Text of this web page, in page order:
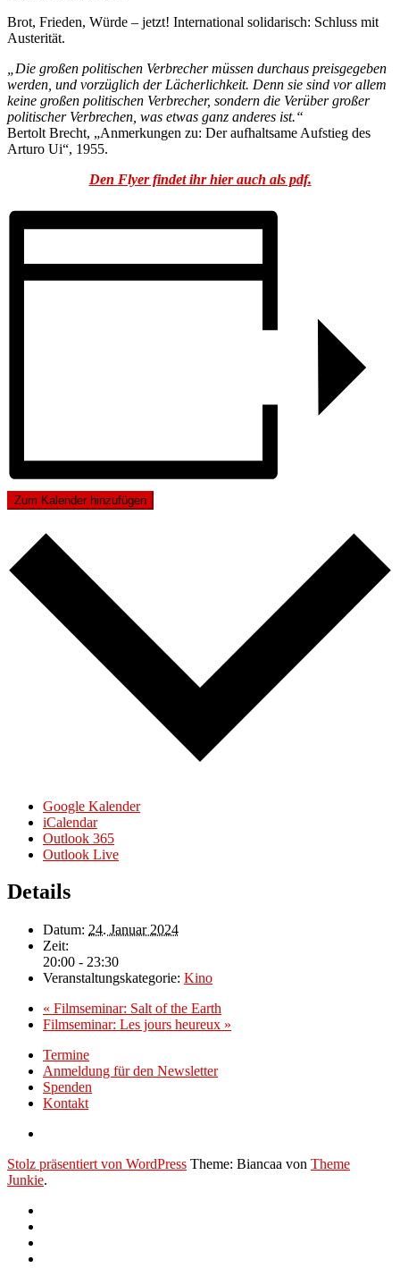
Brot, Frieden, Würde – jetzt! International solidarisch: Schluss mit
Austerität.
„Die großen politischen Verbrecher müssen durchaus preisgegeben
werden, und vorzüglich der Lächerlichkeit. Denn sie sind vor allem
keine großen politischen Verbrecher, sondern die Verüber großer
politischer Verbrechen, was etwas ganz anderes ist.“
Bertolt Brecht, „Anmerkungen zu: Der aufhaltsame Aufstieg des
Arturo Ui“, 1955.
Den Flyer findet ihr hier auch als pdf.
Zum Kalender hinzufügen
Google Kalender
iCalendar
Outlook 365
Outlook Live
Details
Datum: 24. Januar 2024
Zeit:
20:00 - 23:30
Veranstaltungskategorie: Kino
« Filmseminar: Salt of the Earth
Filmseminar: Les jours heureux »
Termine
Anmeldung für den Newsletter
Spenden
Kontakt
Stolz präsentiert von WordPress Theme: Biancaa von Theme
Junkie.